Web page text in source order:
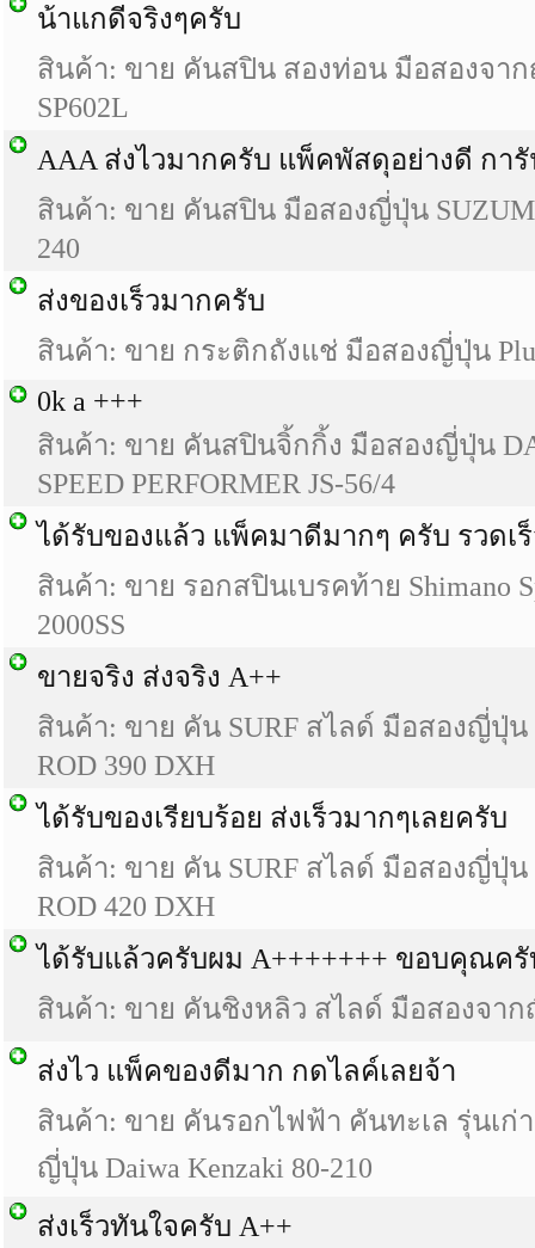
น้าแกดีจริงๆครับ
สินค้า: ขาย คันสปิน สองท่อน มือสองจาก
SP602L
AAA ส่งไวมากครับ แพ็คพัสดุอย่างดี การั
สินค้า: ขาย คันสปิน มือสองญี่ปุ่น SUZUMI
240
ส่งของเร็วมากครับ
สินค้า: ขาย กระติกถังแช่ มือสองญี่ปุ่น
0k a +++
สินค้า: ขาย คันสปินจิ้กกิ้ง มือสองญี่ปุ่น
SPEED PERFORMER JS-56/4
ได้รับของแล้ว แพ็คมาดีมากๆ ครับ รวดเ
สินค้า: ขาย รอกสปินเบรคท้าย Shimano
2000SS
ขายจริง ส่งจริง A++
สินค้า: ขาย คัน SURF สไลด์ มือสองญี่ปุ่น
ROD 390 DXH
ได้รับของเรียบร้อย ส่งเร็วมากๆเลยครับ
สินค้า: ขาย คัน SURF สไลด์ มือสองญี่ปุ่น
ROD 420 DXH
ได้รับแล้วครับผม A+++++++ ขอบคุณค
สินค้า: ขาย คันชิงหลิว สไลด์ มือสองจาก
ส่งไว แพ็คของดีมาก กดไลค์เลยจ้า
สินค้า: ขาย คันรอกไฟฟ้า คันทะเล รุ่นเก่
ญี่ปุ่น Daiwa Kenzaki 80-210
ส่งเร็วทันใจครับ A++